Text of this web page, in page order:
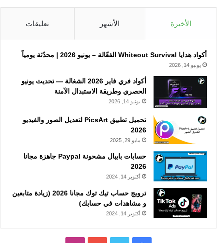
الأخيرة الأشهر تعليقات
أكواد هدايا Whiteout Survival الفعّالة – يونيو 2026 | محدّثة يومياً
يونيو 14, 2026
أكواد فري فاير 2026 الشغالة — تحديث يونيو
الحصري وطريقة الاستبدال الآمنة
يونيو 14, 2026
تحميل تطبيق PicsArt لتعديل الصور والفيديو
2026
مايو 29, 2025
حسابات بايبال مشحونة Paypal جاهزة مجانا
2026
أكتوبر 14, 2024
ترويج حساب تيك توك مجانا 2026 (زيادة متابعين
و مشاهدات في حسابك)
أكتوبر 14, 2024